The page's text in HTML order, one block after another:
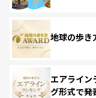
地球の歩き
エアライ
グ形式で発